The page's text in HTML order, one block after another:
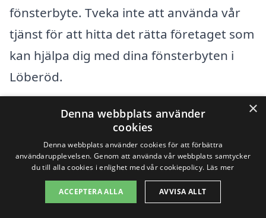
fönsterbyte. Tveka inte att använda vår
tjänst för att hitta det rätta företaget som
kan hjälpa dig med dina fönsterbyten i
Löberöd.
Få 3 erbjudanden, gratis och utan
förpliktelser
Sök efter en
×
Denna webbplats använder
cookies
Denna webbplats använder cookies för att förbättra
användarupplevelsen. Genom att använda vår webbplats samtycker
du till alla cookies i enlighet med vår cookiepolicy. Läs mer
ACCEPTERA ALLA AVVISA ALLT